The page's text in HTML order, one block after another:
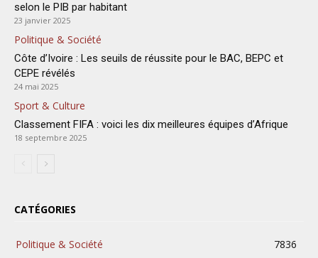
selon le PIB par habitant
23 janvier 2025
Politique & Société
Côte d’Ivoire : Les seuils de réussite pour le BAC, BEPC et
CEPE révélés
24 mai 2025
Sport & Culture
Classement FIFA : voici les dix meilleures équipes d’Afrique
18 septembre 2025
CATÉGORIES
Politique & Société 7836